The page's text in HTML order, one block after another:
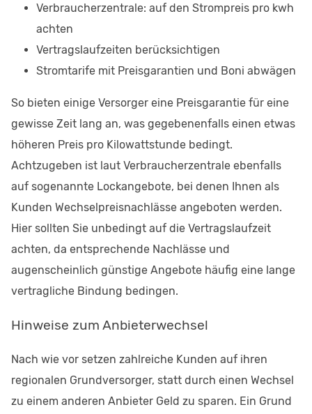
Verbraucherzentrale: auf den Strompreis pro kwh
achten
Vertragslaufzeiten berücksichtigen
Stromtarife mit Preisgarantien und Boni abwägen
So bieten einige Versorger eine Preisgarantie für eine
gewisse Zeit lang an, was gegebenenfalls einen etwas
höheren Preis pro Kilowattstunde bedingt.
Achtzugeben ist laut Verbraucherzentrale ebenfalls
auf sogenannte Lockangebote, bei denen Ihnen als
Kunden Wechselpreisnachlässe angeboten werden.
Hier sollten Sie unbedingt auf die Vertragslaufzeit
achten, da entsprechende Nachlässe und
augenscheinlich günstige Angebote häufig eine lange
vertragliche Bindung bedingen.
Hinweise zum Anbieterwechsel
Nach wie vor setzen zahlreiche Kunden auf ihren
regionalen Grundversorger, statt durch einen Wechsel
zu einem anderen Anbieter Geld zu sparen. Ein Grund